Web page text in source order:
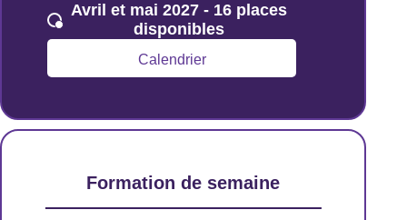
Avril et mai 2027 - 16 places
disponibles
Calendrier
Formation de semaine